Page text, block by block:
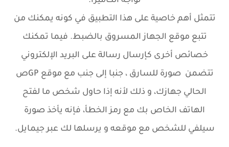
تتمثل أهم خاصية على هذا التطبيق في كونه يمكنك من
تتبع موقع الجهاز المسروق بالضبط. فيما تمكنك
خصائص أخرى كإرسال رسالة على البريد الإلكتروني
تتضمن صورة للسارق ، جنبا إلى جنب مع موقع GPص
الحالي جهازك، و ذلك لأنه إذا حاول شخص ما لفتح
الهاتف الخاص بك مع رمز الخطأ، فإنه يأخذ صورة
سيلفي للشخص مع موقعه و يرسلها لك عبر جيمايل.